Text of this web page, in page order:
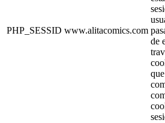
PHP_SESSID www.alitacomics.com
de